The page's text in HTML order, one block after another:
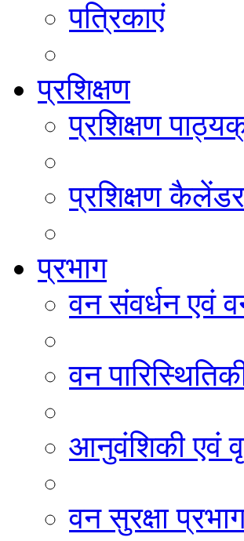
पत्रिकाएं
प्रशिक्षण
प्रशिक्षण
प्रशिक्षण कैलेंडर
प्रभाग
वन संवर्धन एवं
वन
आनुवंशिकी एवं
वन सुरक्षा